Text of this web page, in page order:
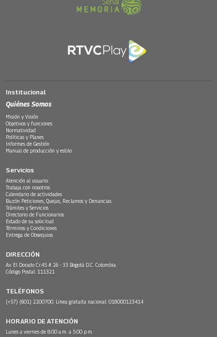
Institucional
Quiénes Somos
Misión y Visión
Objetivos y funciones
Normatividad
Políticas y Planes
Informes de Gestión
Manual de producción y estilo
Servicios
Atención al usuario
Trabaja con nosotros
Calendario de actividades
Buzón Peticiones, Quejas, Reclamos y Denuncias
Trámites y Servicios
Directorio de Funcionarios
Estado de su solicitud
Términos y Condiciones
Entrega de Obsequios
DIRECCIÓN
Av. El Dorado Cr.45 # 26 - 33 Bogotá D.C. Colombia.
Código Postal: 111321
TELÉFONOS
(+57) (601) 2200700. Línea gratuita nacional: 018000123414
HORARIO DE ATENCIÓN
Lunes a viernes de 8:00 a.m. a 5:00 p.m.